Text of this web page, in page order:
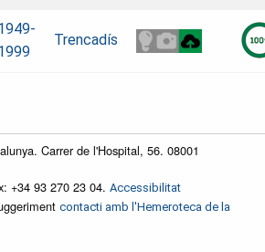
Trencadís
Carrer de l'Hospital, 56. 08001
+34 93 270 23 04. Accessibilitat
contacti amb l'Hemeroteca de la